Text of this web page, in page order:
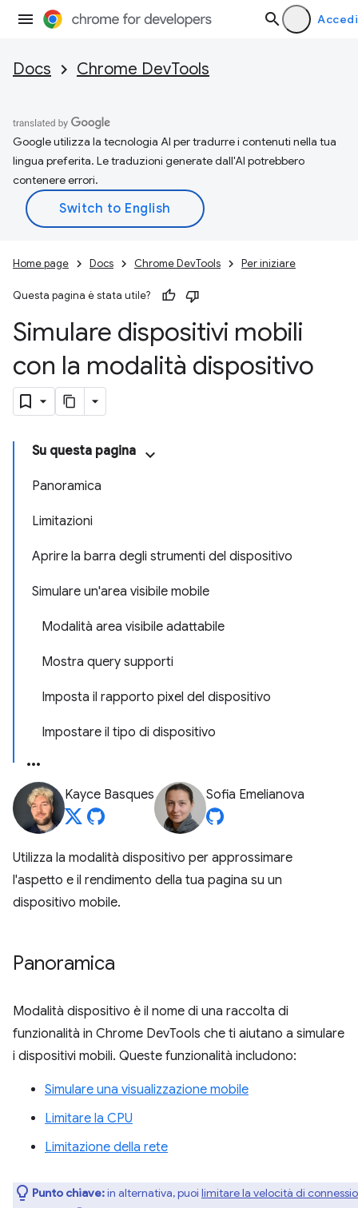
Accedi
Docs Chrome DevTools
Google utilizza la tecnologia AI per tradurre i contenuti nella tua
lingua preferita. Le traduzioni generate dall'AI potrebbero
contenere errori.
Home page Docs Chrome DevTools Per iniziare
Questa pagina è stata utile?
Simulare dispositivi mobili
con la modalità dispositivo
Su questa pagina
Panoramica
Limitazioni
Aprire la barra degli strumenti del dispositivo
Simulare un'area visibile mobile
Modalità area visibile adattabile
Mostra query supporti
Imposta il rapporto pixel del dispositivo
Impostare il tipo di dispositivo
Kayce Basques Sofia Emelianova
Utilizza la modalità dispositivo per approssimare
l'aspetto e il rendimento della tua pagina su un
dispositivo mobile.
Panoramica
Modalità dispositivo è il nome di una raccolta di
funzionalità in Chrome DevTools che ti aiutano a simulare
i dispositivi mobili. Queste funzionalità includono:
Simulare una visualizzazione mobile
Limitare la CPU
Limitazione della rete
Punto chiave:in alternativa, puoi limitare la velocità di